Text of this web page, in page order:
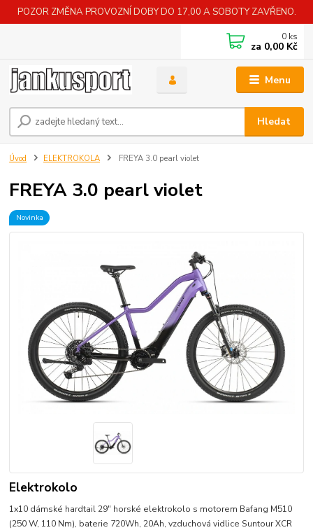
POZOR ZMĚNA PROVOZNÍ DOBY DO 17,00 A SOBOTY ZAVŘENO.
Menu
Hledat
0 ks
za 0,00 Kč
Úvod ELEKTROKOLA FREYA 3.0 pearl violet
FREYA 3.0 pearl violet
Novinka
Elektrokolo
1x10 dámské hardtail 29" horské elektrokolo s motorem Bafang M510
(250 W, 110 Nm), baterie 720Wh, 20Ah, vzduchová vidlice Suntour XCR